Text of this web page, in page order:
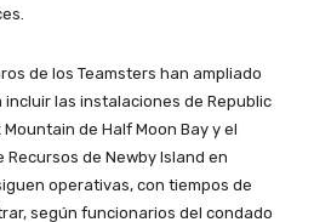
de los Teamsters han ampliado
las instalaciones de Republic
de Half Moon Bay y el
de Newby Island en
operativas, con tiempos de
según funcionarios del condado